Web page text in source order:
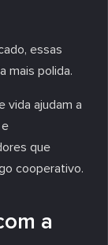
essas
mais polida.
vida ajudam a
que
cooperativo.
a